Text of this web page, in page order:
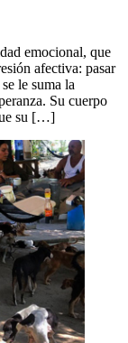
emocional, que
afectiva: pasar
le suma la
Su cuerpo
su […]